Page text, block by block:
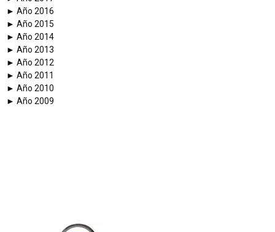
► Año 2016
► Año 2015
► Año 2014
► Año 2013
► Año 2012
► Año 2011
► Año 2010
► Año 2009